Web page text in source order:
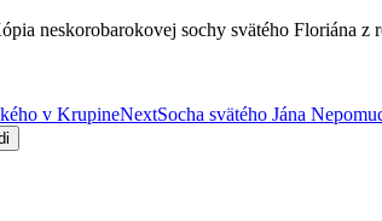
neskorobarokovej sochy svätého Floriána z
v KrupineNextSocha svätého Jána